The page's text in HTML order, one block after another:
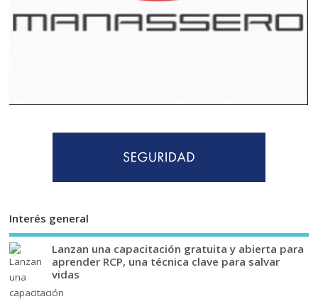
Interés general
Lanzan una capacitación gratuita y abierta para
aprender RCP, una técnica clave para salvar
vidas